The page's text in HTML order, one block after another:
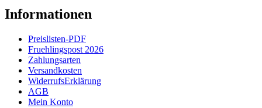
Informationen
Preislisten-PDF
Fruehlingspost 2026
Zahlungsarten
Versandkosten
WiderrufsErklärung
AGB
Mein Konto